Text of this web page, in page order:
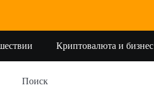
Криптовалюта и бизнес
Поиск